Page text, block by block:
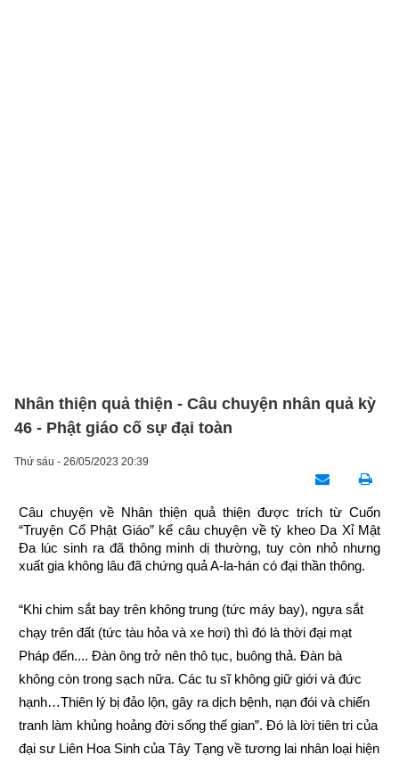
Nhân thiện quả thiện - Câu chuyện nhân quả kỳ
46 - Phật giáo cố sự đại toàn
Thứ sáu - 26/05/2023 20:39
Câu chuyện về Nhân thiện quả thiện được trích từ Cuốn
“Truyện Cổ Phật Giáo” kể câu chuyện về tỳ kheo Da Xỉ Mật
Đa lúc sinh ra đã thông minh dị thường, tuy còn nhỏ nhưng
xuất gia không lâu đã chứng quả A-la-hán có đại thần thông.
“Khi chim sắt bay trên không trung (tức máy bay), ngựa sắt
chạy trên đất (tức tàu hỏa và xe hơi) thì đó là thời đại mạt
Pháp đến.... Đàn ông trở nên thô tục, buông thả. Đàn bà
không còn trong sạch nữa. Các tu sĩ không giữ giới và đức
hạnh…Thiên lý bị đảo lộn, gây ra dịch bệnh, nạn đói và chiến
tranh làm khủng hoảng đời sống thế gian”. Đó là lời tiên tri của
đại sư Liên Hoa Sinh của Tây Tạng về tương lai nhân loại hiện